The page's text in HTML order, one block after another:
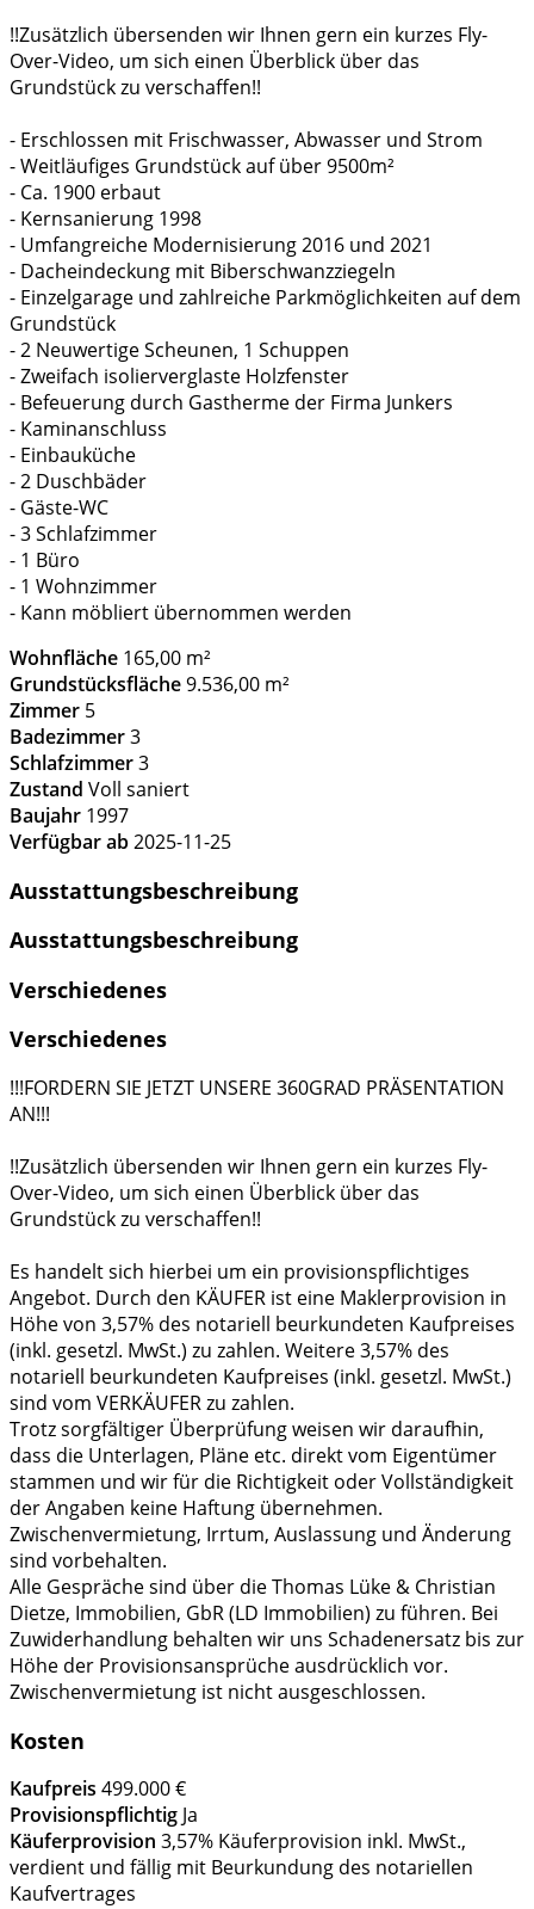
!!Zusätzlich übersenden wir Ihnen gern ein kurzes Fly-
Over-Video, um sich einen Überblick über das
Grundstück zu verschaffen!!
- Erschlossen mit Frischwasser, Abwasser und Strom
- Weitläufiges Grundstück auf über 9500m²
- Ca. 1900 erbaut
- Kernsanierung 1998
- Umfangreiche Modernisierung 2016 und 2021
- Dacheindeckung mit Biberschwanzziegeln
- Einzelgarage und zahlreiche Parkmöglichkeiten auf dem
Grundstück
- 2 Neuwertige Scheunen, 1 Schuppen
- Zweifach isolierverglaste Holzfenster
- Befeuerung durch Gastherme der Firma Junkers
- Kaminanschluss
- Einbauküche
- 2 Duschbäder
- Gäste-WC
- 3 Schlafzimmer
- 1 Büro
- 1 Wohnzimmer
- Kann möbliert übernommen werden
Wohnfläche 165,00 m²
Grundstücksfläche9.536,00 m²
Zimmer 5
Badezimmer3
Schlafzimmer3
Zustand Voll saniert
Baujahr 1997
Verfügbar ab2025-11-25
Ausstattungsbeschreibung
Ausstattungsbeschreibung
Verschiedenes
Verschiedenes
!!!FORDERN SIE JETZT UNSERE 360GRAD PRÄSENTATION
AN!!!
!!Zusätzlich übersenden wir Ihnen gern ein kurzes Fly-
Over-Video, um sich einen Überblick über das
Grundstück zu verschaffen!!
Es handelt sich hierbei um ein provisionspflichtiges
Angebot. Durch den KÄUFER ist eine Maklerprovision in
Höhe von 3,57% des notariell beurkundeten Kaufpreises
(inkl. gesetzl. MwSt.) zu zahlen. Weitere 3,57% des
notariell beurkundeten Kaufpreises (inkl. gesetzl. MwSt.)
sind vom VERKÄUFER zu zahlen.
Trotz sorgfältiger Überprüfung weisen wir daraufhin,
dass die Unterlagen, Pläne etc. direkt vom Eigentümer
stammen und wir für die Richtigkeit oder Vollständigkeit
der Angaben keine Haftung übernehmen.
Zwischenvermietung, Irrtum, Auslassung und Änderung
sind vorbehalten.
Alle Gespräche sind über die Thomas Lüke & Christian
Dietze, Immobilien, GbR (LD Immobilien) zu führen. Bei
Zuwiderhandlung behalten wir uns Schadenersatz bis zur
Höhe der Provisionsansprüche ausdrücklich vor.
Zwischenvermietung ist nicht ausgeschlossen.
Kosten
Kaufpreis 499.000 €
Provisionspflichtig Ja
Käuferprovision 3,57% Käuferprovision inkl. MwSt.,
verdient und fällig mit Beurkundung des notariellen
Kaufvertrages